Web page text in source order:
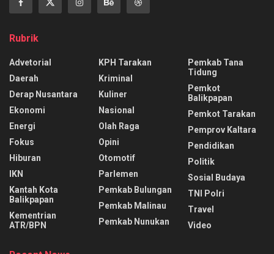
Rubrik
Advetorial
Daerah
Derap Nusantara
Ekonomi
Energi
Fokus
Hiburan
IKN
Kantah Kota
Balikpapan
Kementrian
ATR/BPN
KPH Tarakan
Kriminal
Kuliner
Nasional
Olah Raga
Opini
Otomotif
Parlemen
Pemkab Bulungan
Pemkab Malinau
Pemkab Nunukan
Pemkab Tana
Tidung
Pemkot
Balikpapan
Pemkot Tarakan
Pemprov Kaltara
Pendidikan
Politik
Sosial Budaya
TNI Polri
Travel
Video